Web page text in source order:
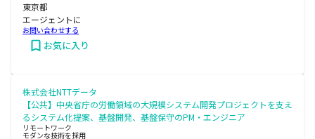
東京都
エージェントに
お問い合わせする
お気に入り
株式会社NTTデータ
【公共】中央省庁の労働領域の大規模システム開発プロジェクトを支え
るシステム化提案、基盤開発、基盤保守のPM・エンジニア
リモートワーク
モダンな技術を採用